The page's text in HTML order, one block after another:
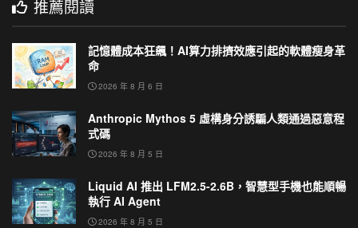
推薦閱讀
記憶體成本狂飆！AI算力排擠效應引起的軟體瘦身革
命
2026 年 8 月 6 日
Anthropic Mythos 5 虛構身分誘騙人類通過惡意程
式碼
2026 年 8 月 5 日
Liquid AI 推出 LFM2.5-2.6B，智慧型手機也能順暢
執行 AI Agent
2026 年 8 月 5 日